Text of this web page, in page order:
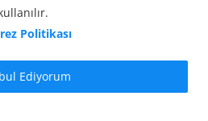
.
Politikası
Ediyorum